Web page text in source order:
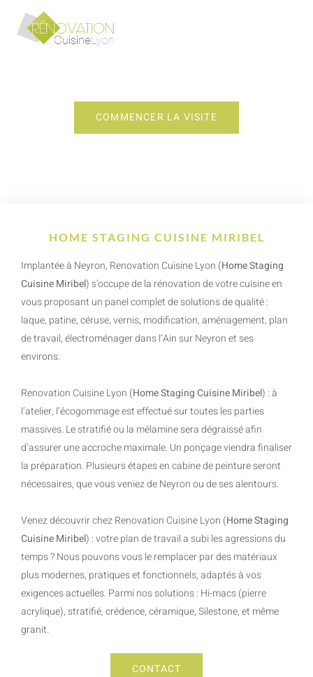
COMMENCER LA VISITE
HOME STAGING CUISINE MIRIBEL
Implantée à Neyron, Renovation Cuisine Lyon (Home Staging
Cuisine Miribel) s’occupe de la rénovation de votre cuisine en
vous proposant un panel complet de solutions de qualité :
laque, patine, céruse, vernis, modification, aménagement, plan
de travail, électroménager dans l’Ain sur Neyron et ses
environs.
Renovation Cuisine Lyon (Home Staging Cuisine Miribel) : à
l’atelier, l’écogommage est effectué sur toutes les parties
massives. Le stratifié ou la mélamine sera dégraissé afin
d’assurer une accroche maximale. Un ponçage viendra finaliser
la préparation. Plusieurs étapes en cabine de peinture seront
nécessaires, que vous veniez de Neyron ou de ses alentours.
Venez découvrir chez Renovation Cuisine Lyon (Home Staging
Cuisine Miribel) : votre plan de travail a subi les agressions du
temps ? Nous pouvons vous le remplacer par des matériaux
plus modernes, pratiques et fonctionnels, adaptés à vos
exigences actuelles. Parmi nos solutions : Hi-macs (pierre
acrylique), stratifié, crédence, céramique, Silestone, et même
granit.
CONTACT